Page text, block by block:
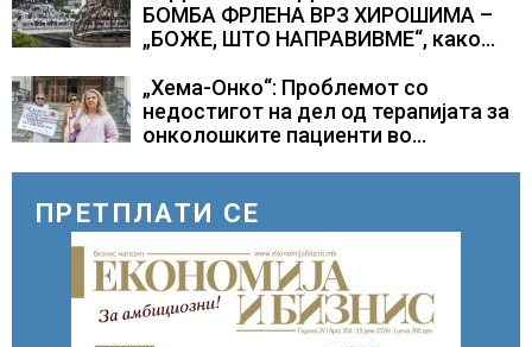
БОМБА ФРЛЕНА ВРЗ ХИРОШИМА –
„БОЖЕ, ШТО НАПРАВИВМЕ“, како
Геј“ и учесниците во
бомбардирањето го доживуваа овој
настан што го промени текот на
„Хема-Онко“: Проблемот со
недостигот на дел од терапијата за
онколошките пациенти во
ПРЕТПЛАТИ СЕ